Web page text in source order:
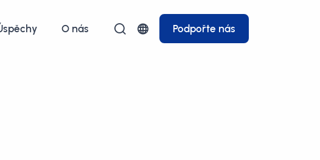
O nás Podpořte nás